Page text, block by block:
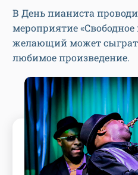
В День пианиста
мероприятие
желающий может
любимое произведение.